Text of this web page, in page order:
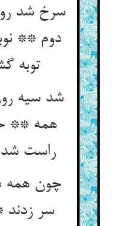
سرخ شد
دوم **
توبه گشت گم‌‌
شد سیه
همه **
چون همه
سر